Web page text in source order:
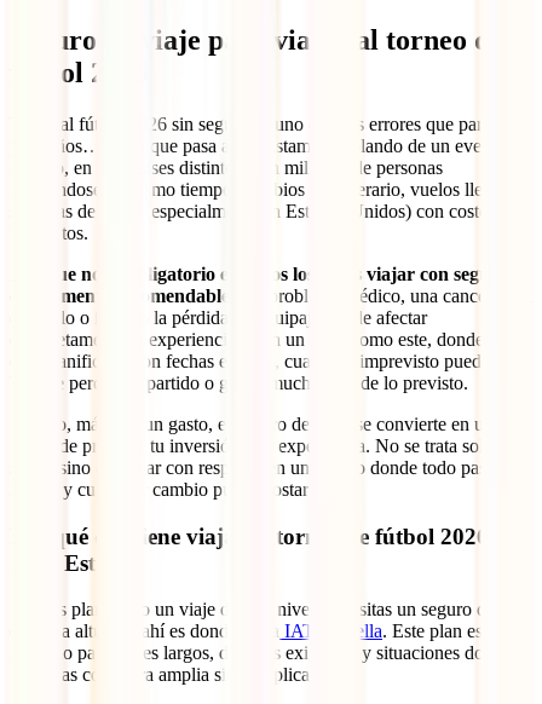
Seguro de viaje para viajar al torneo de
fútbol 2026
Viajar al fútbol 2026 sin seguro es uno de esos errores que parecen
pequeños… hasta que pasa algo. Estamos hablando de un evento
masivo, en tres países distintos, con millones de personas
moviéndose al mismo tiempo, cambios de itinerario, vuelos llenos y
sistemas de salud (especialmente en Estados Unidos) con costos
muy altos.
Aunque no es obligatorio en todos los casos viajar con seguro, sí
es altamente recomendable
. Un problema médico, una cancelación
de vuelo o incluso la pérdida de equipaje puede afectar
completamente tu experiencia. Y en un viaje como este, donde todo
está planificado con fechas exactas, cualquier imprevisto puede
hacerte perder un partido o gastar mucho más de lo previsto.
Por eso, más que un gasto, el seguro de viaje se convierte en una
forma de proteger tu inversión y tu experiencia. No se trata solo de
salud, sino de viajar con respaldo en un evento donde todo pasa
rápido y cualquier cambio puede costar caro.
Por qué conviene viajar al torneo de fútbol 2026 con
IATI Estrella
Si estás planeando un viaje de este nivel, necesitas un seguro que
esté a la altura, y ahí es donde entra IATI Estrella. Este plan está
pensado para viajes largos, destinos exigentes y situaciones donde
necesitas cobertura amplia sin complicarte.